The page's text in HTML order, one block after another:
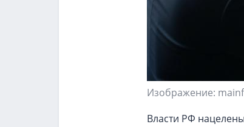
Изображение:
Власти РФ